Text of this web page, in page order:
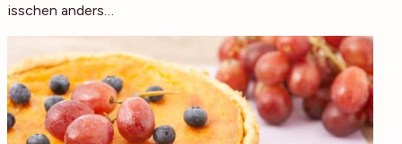
bisschen anders…